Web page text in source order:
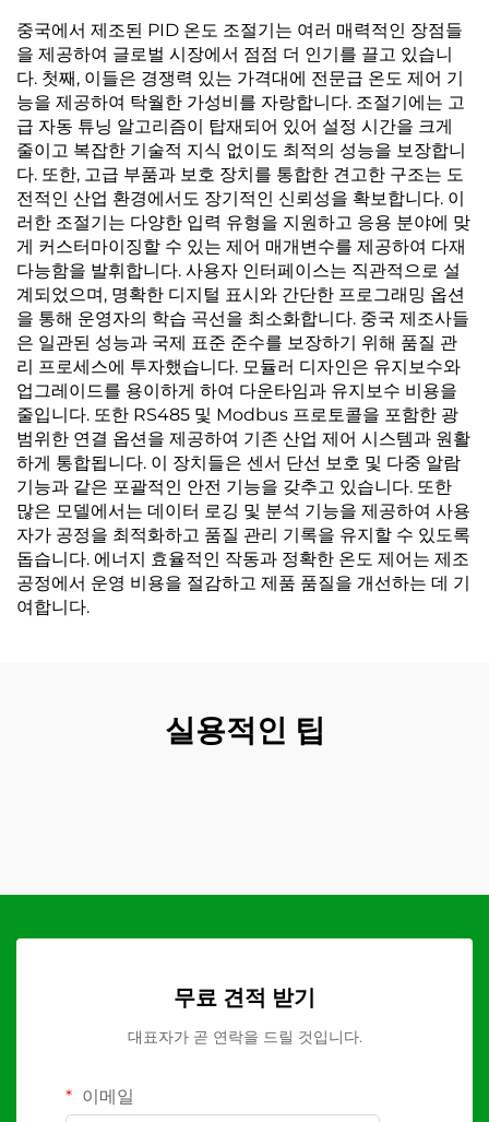
중국에서 제조된 PID 온도 조절기는 여러 매력적인 장점들
을 제공하여 글로벌 시장에서 점점 더 인기를 끌고 있습니
다. 첫째, 이들은 경쟁력 있는 가격대에 전문급 온도 제어 기
능을 제공하여 탁월한 가성비를 자랑합니다. 조절기에는 고
급 자동 튜닝 알고리즘이 탑재되어 있어 설정 시간을 크게
줄이고 복잡한 기술적 지식 없이도 최적의 성능을 보장합니
다. 또한, 고급 부품과 보호 장치를 통합한 견고한 구조는 도
전적인 산업 환경에서도 장기적인 신뢰성을 확보합니다. 이
러한 조절기는 다양한 입력 유형을 지원하고 응용 분야에 맞
게 커스터마이징할 수 있는 제어 매개변수를 제공하여 다재
다능함을 발휘합니다. 사용자 인터페이스는 직관적으로 설
계되었으며, 명확한 디지털 표시와 간단한 프로그래밍 옵션
을 통해 운영자의 학습 곡선을 최소화합니다. 중국 제조사들
은 일관된 성능과 국제 표준 준수를 보장하기 위해 품질 관
리 프로세스에 투자했습니다. 모듈러 디자인은 유지보수와
업그레이드를 용이하게 하여 다운타임과 유지보수 비용을
줄입니다. 또한 RS485 및 Modbus 프로토콜을 포함한 광
범위한 연결 옵션을 제공하여 기존 산업 제어 시스템과 원활
하게 통합됩니다. 이 장치들은 센서 단선 보호 및 다중 알람
기능과 같은 포괄적인 안전 기능을 갖추고 있습니다. 또한
많은 모델에서는 데이터 로깅 및 분석 기능을 제공하여 사용
자가 공정을 최적화하고 품질 관리 기록을 유지할 수 있도록
돕습니다. 에너지 효율적인 작동과 정확한 온도 제어는 제조
공정에서 운영 비용을 절감하고 제품 품질을 개선하는 데 기
여합니다.
실용적인 팁
무료 견적 받기
대표자가 곧 연락을 드릴 것입니다.
이메일